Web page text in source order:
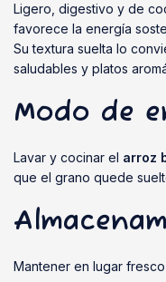
Ligero, digestivo y de
favorece la energía
Su textura suelta lo
saludables y platos
Modo de
Lavar y cocinar el arroz
que el grano quede
Mantener en lugar